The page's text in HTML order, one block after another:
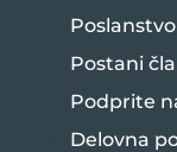
Postani
Podprite
Delovna